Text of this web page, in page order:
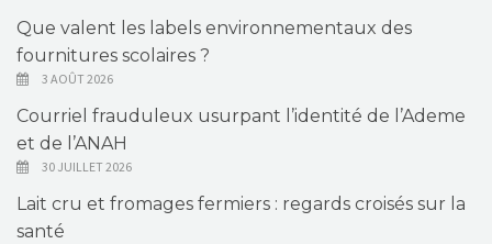
Que valent les labels environnementaux des
fournitures scolaires ?
3 AOÛT 2026
Courriel frauduleux usurpant l’identité de l’Ademe
et de l’ANAH
30 JUILLET 2026
Lait cru et fromages fermiers : regards croisés sur la
santé